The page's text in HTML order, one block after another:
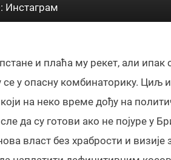
Инстаграм
и плаћа му рекет, али ипак
у опасну комбинаторику. Циљ
на неко време дођу на
да су готови ако не појуре у
власт без храбрости и